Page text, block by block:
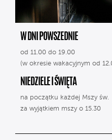
W DNI POWSZEDNIE
od 11.00 do 19.00
(w okresie wakacyjnym od
NIEDZIELE I ŚWIĘTA
na początku każdej Mszy św.
za wyjątkiem mszy o 15.30